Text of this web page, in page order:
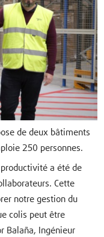
de deux bâtiments
250 personnes.
productivité a été de
Cette
notre gestion du
colis peut être
Balaña, Ingénieur